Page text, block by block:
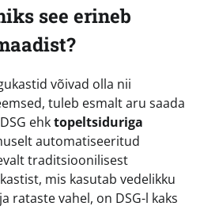
see erineb
võivad olla nii
tuleb esmalt aru saada
ehktopeltsiduriga
automatiseeritud
traditsioonilisest
mis kasutab vedelikku
rataste vahel, on DSG-l kaks